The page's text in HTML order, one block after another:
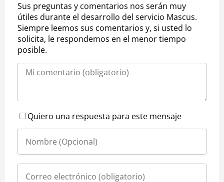
Sus preguntas y comentarios nos serán muy
útiles durante el desarrollo del servicio Mascus.
Siempre leemos sus comentarios y, si usted lo
solicita, le respondemos en el menor tiempo
posible.
Quiero una respuesta para este mensaje